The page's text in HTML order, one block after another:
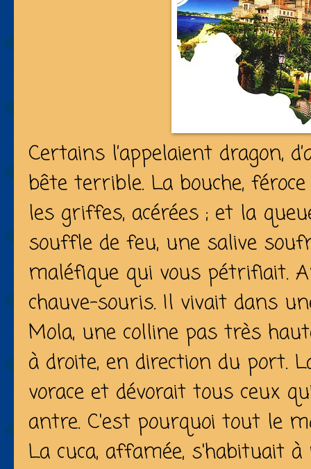
Certains l’appelaient dragon,
bête terrible. La bouche,
les griffes, acérées ; et la
souffle de feu, une salive
maléfique qui vous pétrifiait.
chauve-souris. Il vivait dans
Mola, une colline pas très
à droite, en direction du port.
vorace et dévorait tous ceux
antre. C'est pourquoi tout le
La cuca, affamée, s'habituait